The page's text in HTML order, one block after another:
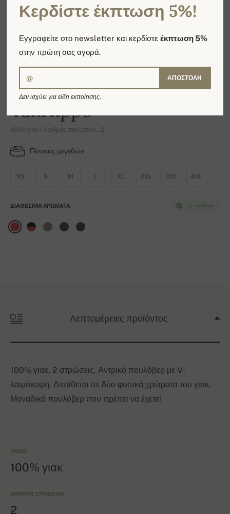
YakHippo
100% γιακ | Αριθμός στρώσεων : 2
Πίνακας μεγεθών
XS S M L XL 2XL 3XL 4XL
Σε απόθεμα
ΔΙΑΘΈΣΙΜΑ ΧΡΏΜΑΤΑ
Λεπτομέρειες προϊόντος
100% γιακ, 2 στρώσεις. Αντρικό πουλόβερ με V-
λαιμόκοψη. Διατίθεται σε δύο φυσικά χρώματα του γιακ.
Μοναδικό πουλόβερ που πρέπει να έχετε!
ΥΛΙΚΌ
100% γιακ
ΑΡΙΘΜΌΣ ΣΤΡΏΣΕΩΝ
2
Κερδίστε έκπτωση 5%!
Εγγραφείτε στο newsletter και κερδίστεέκπτωση 5%
στην πρώτη σας αγορά.
ΑΠΟΣΤΟΛΉ
Δεν ισχύει για είδη εκποίησης.